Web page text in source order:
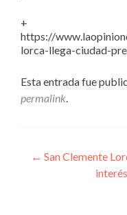
+
https://
lorca-llega-ciudad-
Esta entrada fue
permalink.
← San Clemente